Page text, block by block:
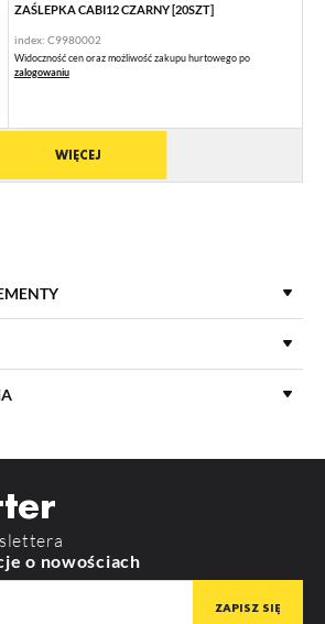
ZAŚLEPKA CABI12 CZARNY [20SZT]
index: C9980002
Widoczność cen oraz możliwość zakupu hurtowego po
zalogowaniu
WIĘCEJ
KOLOR biały
o nowościach